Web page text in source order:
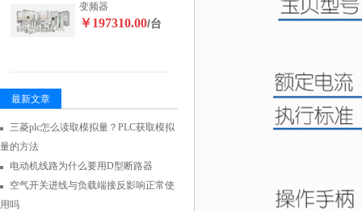
变频器
￥197310.00/台
最新文章
三菱plc怎么读取模拟量？PLC获取模拟
量的方法
电动机线路为什么要用D型断路器
空气开关进线与负载端接反影响正常使
用吗